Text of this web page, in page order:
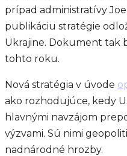
prípad administratívy
publikáciu stratégie
Ukrajine. Dokument tak
tohto roku.
Nová stratégia v úvode
ako rozhodujúce, kedy
hlavnými navzájom
výzvami. Sú nimi
nadnárodné hrozby.